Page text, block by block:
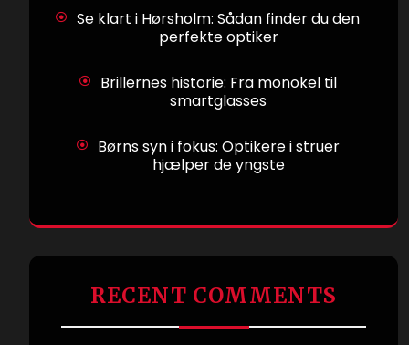
Se klart i Hørsholm: Sådan finder du den
perfekte optiker
Brillernes historie: Fra monokel til
smartglasses
Børns syn i fokus: Optikere i struer
hjælper de yngste
RECENT COMMENTS